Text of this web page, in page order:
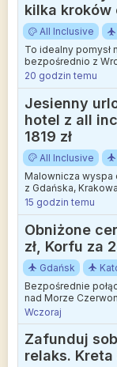
kilka kroków
All Inclusive
To idealny pomysł
bezpośrednio z
Bydgoszczy,
20 godzin temu
Jesienny
hotel z all
1819 zł
All Inclusive
Malownicza wyspa
z Gdańska,
15 godzin temu
Obniżone
zł, Korfu za
Gdańsk
Bezpośrednie
nad Morze
zbytniego
Wczoraj
Zafunduj
relaks.